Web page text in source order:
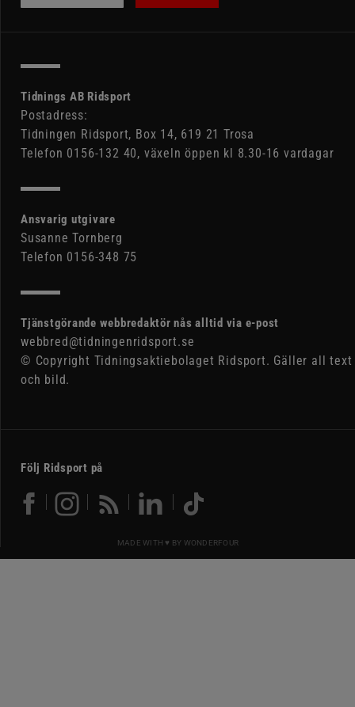
Tidnings AB Ridsport
Postadress:
Tidningen Ridsport, Box 14, 619 21 Trosa
Telefon 0156-132 40, växeln öppen kl 8.30-16 vardagar
Ansvarig utgivare
Susanne Tornberg
Telefon 0156-348 75
Tjänstgörande webbredaktör nås alltid via e-post
webbred@tidningenridsport.se
© Copyright Tidningsaktiebolaget Ridsport. Gäller all text
och bild.
Följ Ridsport på
MADE WITH ♥ BY WONDERFOUR